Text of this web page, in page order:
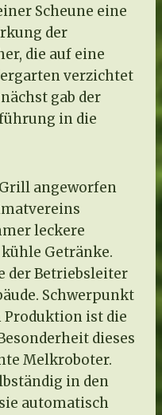
Scheune eine
der
die auf eine
verzichtet
gab der
in die
angeworfen
leckere
Getränke.
der Betriebsleiter
Schwerpunkt
ist die
dieses
Melkroboter.
in den
automatisch